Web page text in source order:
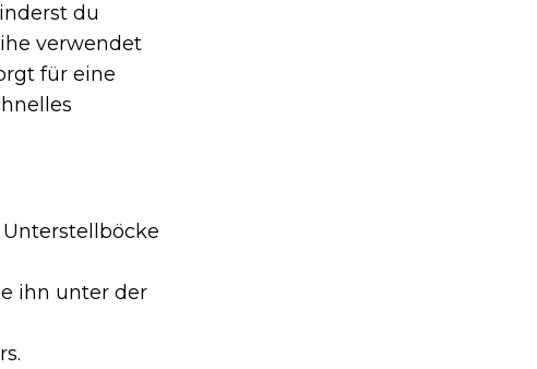
du
verwendet
für eine
ihn unter der